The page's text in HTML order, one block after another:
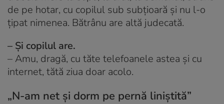
de pe hotar, cu copilul sub subțioară și nu l-o
țipat nimenea. Bătrânu are altă judecată.
– Și copilul are.
– Amu, dragă, cu tăte telefoanele astea și cu
internet, tătă ziua doar acolo.
„N-am net și dorm pe pernă liniștită”